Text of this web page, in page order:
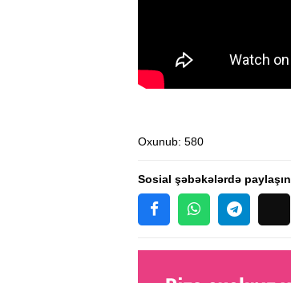
Oxunub: 580
Sosial şəbəkələrdə paylaşın